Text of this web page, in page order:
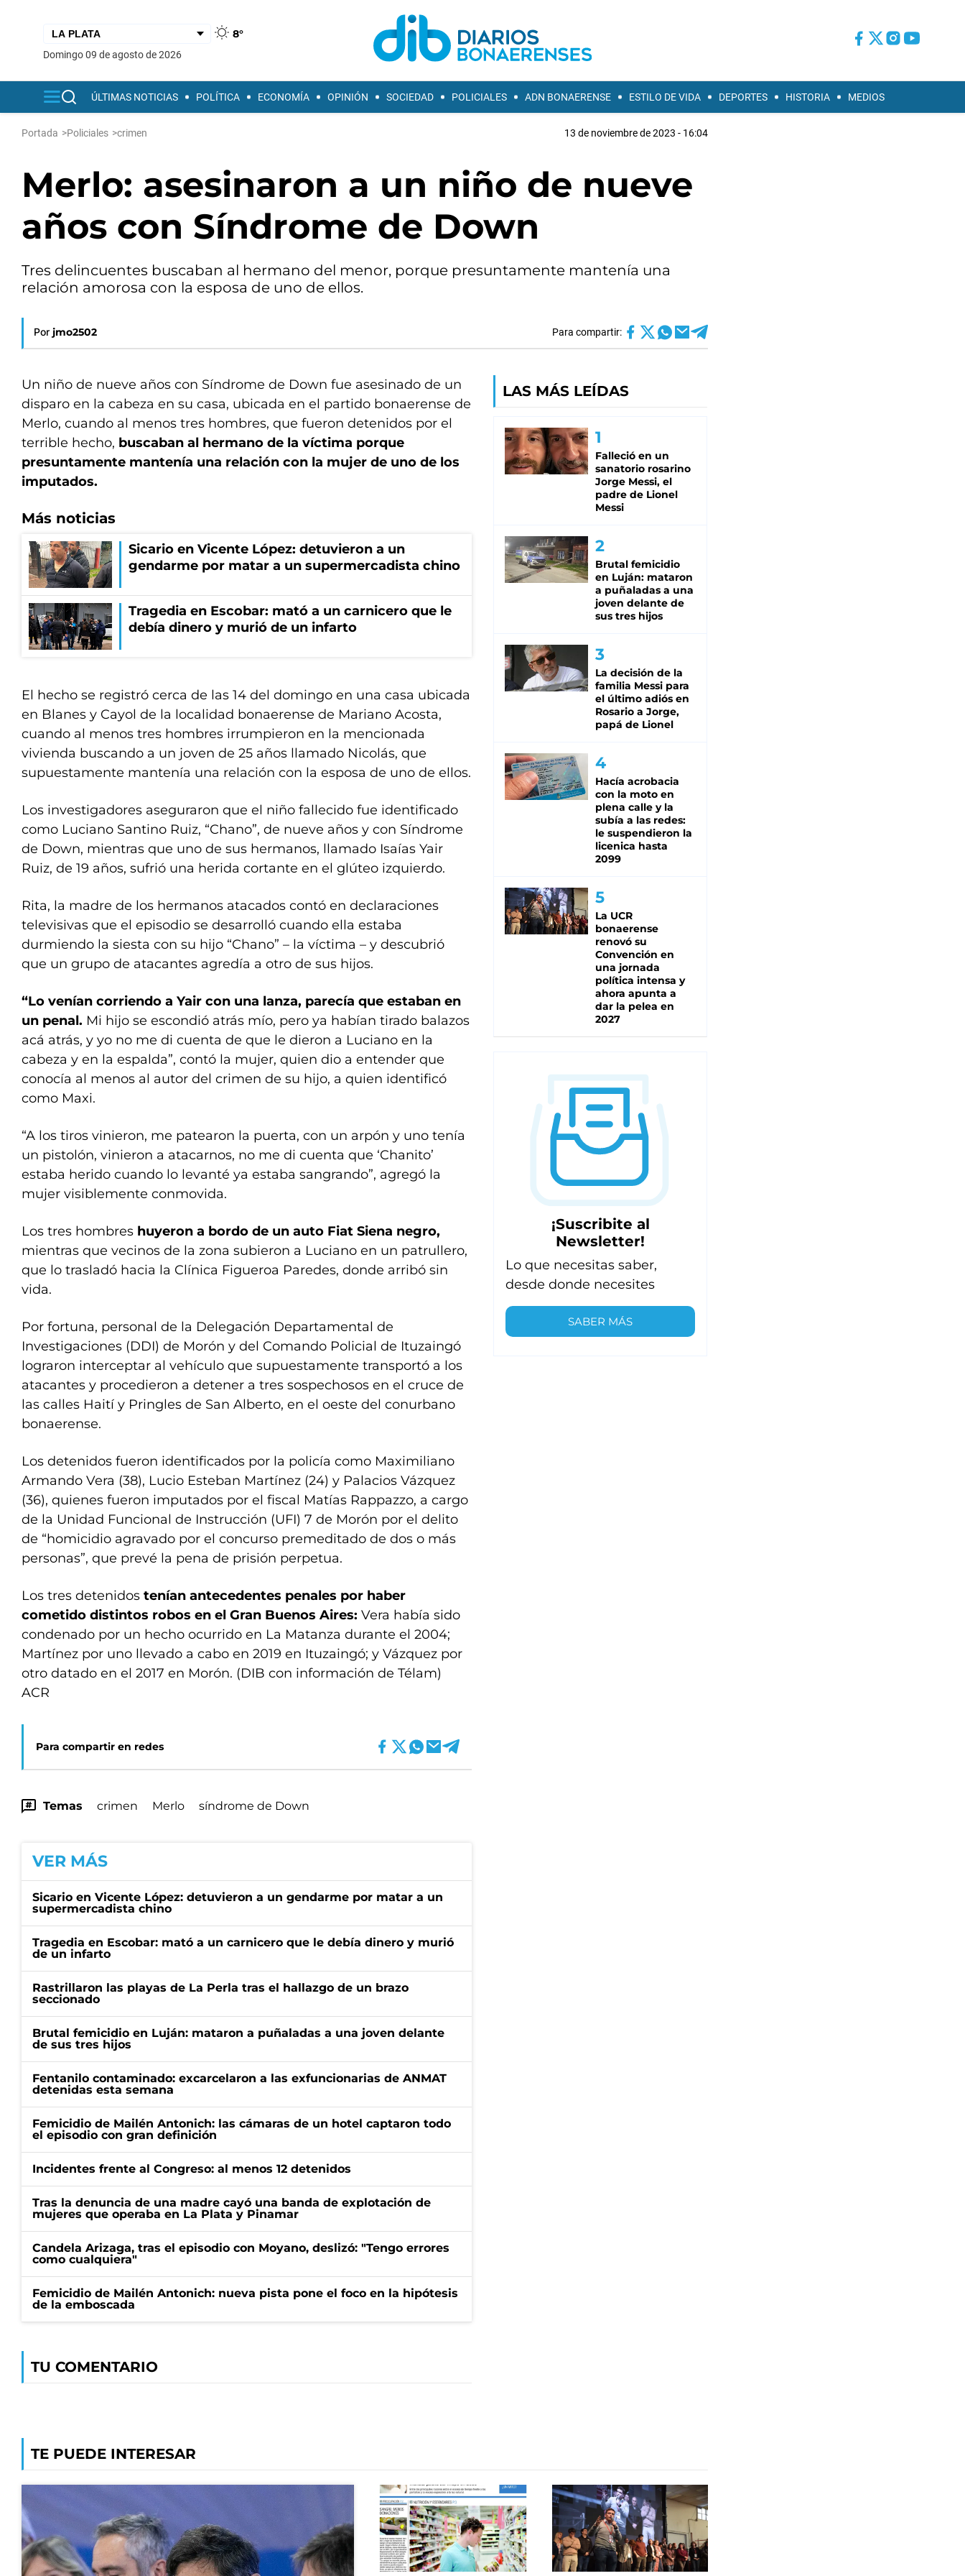
8°
domingo 09 de agosto de 2026
ÚLTIMAS NOTICIAS POLÍTICA ECONOMÍA OPINIÓN SOCIEDAD POLICIALES ADN BONAERENSE ESTILO DE VIDA DEPORTES HISTORIA MEDIOS
Portada >Policiales >crimen 13 de noviembre de 2023 - 16:04
Merlo: asesinaron a un niño de nueve
años con Síndrome de Down
Tres delincuentes buscaban al hermano del menor, porque presuntamente mantenía una
relación amorosa con la esposa de uno de ellos.
Por jmo2502 Para compartir:
Un niño de nueve años con Síndrome de Down fue asesinado de un
disparo en la cabeza en su casa, ubicada en el partido bonaerense de
Merlo, cuando al menos tres hombres, que fueron detenidos por el
terrible hecho, buscaban al hermano de la víctima porque
presuntamente mantenía una relación con la mujer de uno de los
imputados.
Más noticias
Sicario en Vicente López: detuvieron a un
gendarme por matar a un supermercadista chino
Tragedia en Escobar: mató a un carnicero que le
debía dinero y murió de un infarto
El hecho se registró cerca de las 14 del domingo en una casa ubicada
en Blanes y Cayol de la localidad bonaerense de Mariano Acosta,
cuando al menos tres hombres irrumpieron en la mencionada
vivienda buscando a un joven de 25 años llamado Nicolás, que
supuestamente mantenía una relación con la esposa de uno de ellos.
Los investigadores aseguraron que el niño fallecido fue identificado
como Luciano Santino Ruiz, “Chano”, de nueve años y con Síndrome
de Down, mientras que uno de sus hermanos, llamado Isaías Yair
Ruiz, de 19 años, sufrió una herida cortante en el glúteo izquierdo.
Rita, la madre de los hermanos atacados contó en declaraciones
televisivas que el episodio se desarrolló cuando ella estaba
durmiendo la siesta con su hijo “Chano” – la víctima – y descubrió
que un grupo de atacantes agredía a otro de sus hijos.
“Lo venían corriendo a Yair con una lanza, parecía que estaban en
un penal. Mi hijo se escondió atrás mío, pero ya habían tirado balazos
acá atrás, y yo no me di cuenta de que le dieron a Luciano en la
cabeza y en la espalda”, contó la mujer, quien dio a entender que
conocía al menos al autor del crimen de su hijo, a quien identificó
como Maxi.
“A los tiros vinieron, me patearon la puerta, con un arpón y uno tenía
un pistolón, vinieron a atacarnos, no me di cuenta que ‘Chanito’
estaba herido cuando lo levanté ya estaba sangrando”, agregó la
mujer visiblemente conmovida.
Los tres hombres huyeron a bordo de un auto Fiat Siena negro,
mientras que vecinos de la zona subieron a Luciano en un patrullero,
que lo trasladó hacia la Clínica Figueroa Paredes, donde arribó sin
vida.
Por fortuna, personal de la Delegación Departamental de
Investigaciones (DDI) de Morón y del Comando Policial de Ituzaingó
lograron interceptar al vehículo que supuestamente transportó a los
atacantes y procedieron a detener a tres sospechosos en el cruce de
las calles Haití y Pringles de San Alberto, en el oeste del conurbano
bonaerense.
Los detenidos fueron identificados por la policía como Maximiliano
Armando Vera (38), Lucio Esteban Martínez (24) y Palacios Vázquez
(36), quienes fueron imputados por el fiscal Matías Rappazzo, a cargo
de la Unidad Funcional de Instrucción (UFI) 7 de Morón por el delito
de “homicidio agravado por el concurso premeditado de dos o más
personas”, que prevé la pena de prisión perpetua.
Los tres detenidos tenían antecedentes penales por haber
cometido distintos robos en el Gran Buenos Aires: Vera había sido
condenado por un hecho ocurrido en La Matanza durante el 2004;
Martínez por uno llevado a cabo en 2019 en Ituzaingó; y Vázquez por
otro datado en el 2017 en Morón. (DIB con información de Télam)
ACR
Para compartir en redes
Temas crimen Merlo síndrome de Down
VER MÁS
Sicario en Vicente López: detuvieron a un gendarme por matar a un
supermercadista chino
Tragedia en Escobar: mató a un carnicero que le debía dinero y murió
de un infarto
Rastrillaron las playas de La Perla tras el hallazgo de un brazo
seccionado
Brutal femicidio en Luján: mataron a puñaladas a una joven delante
de sus tres hijos
Fentanilo contaminado: excarcelaron a las exfuncionarias de ANMAT
detenidas esta semana
Femicidio de Mailén Antonich: las cámaras de un hotel captaron todo
el episodio con gran definición
Incidentes frente al Congreso: al menos 12 detenidos
Tras la denuncia de una madre cayó una banda de explotación de
mujeres que operaba en La Plata y Pinamar
Candela Arizaga, tras el episodio con Moyano, deslizó: "Tengo errores
como cualquiera"
Femicidio de Mailén Antonich: nueva pista pone el foco en la hipótesis
de la emboscada
TU COMENTARIO
LAS MÁS LEÍDAS
Falleció en un
sanatorio rosarino
Jorge Messi, el
padre de Lionel
Messi
Brutal femicidio
en Luján: mataron
a puñaladas a una
joven delante de
sus tres hijos
La decisión de la
familia Messi para
el último adiós en
Rosario a Jorge,
papá de Lionel
Hacía acrobacia
con la moto en
plena calle y la
subía a las redes:
le suspendieron la
licenica hasta
2099
La UCR
bonaerense
renovó su
Convención en
una jornada
política intensa y
ahora apunta a
dar la pelea en
2027
¡Suscribite al
Newsletter!
Lo que necesitas saber,
desde donde necesites
SABER MÁS
TE PUEDE INTERESAR